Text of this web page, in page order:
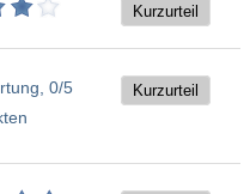
Kurzurteil
Kurzurteil